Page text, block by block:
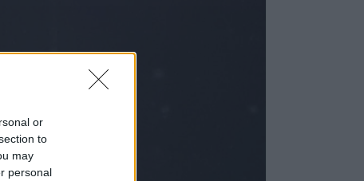
or
to
may
personal